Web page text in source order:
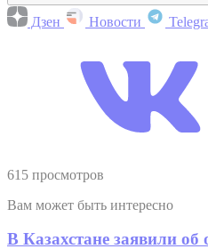
Дзен Новости
615 просмотров
Вам может быть интересно
В Казахстане заявили об